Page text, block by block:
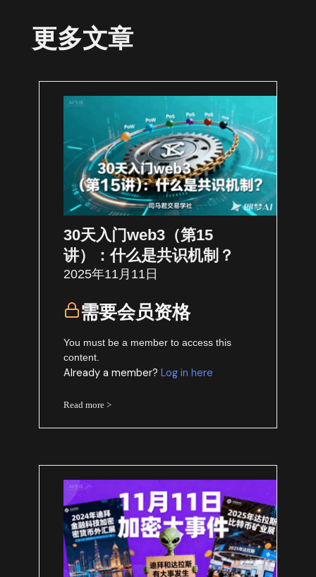
更多文章
30天入门web3（第15
讲）：什么是共识机制？
2025年11月11日
需要会员资格
You must be a member to access this
content.
Already a member?Log in here
Read more >